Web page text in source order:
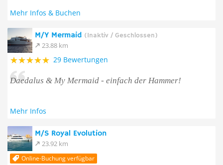
Mehr Infos & Buchen
M/Y Mermaid (Inaktiv / Geschlossen)
23.88 km
29 Bewertungen
Daedalus & My Mermaid - einfach der Hammer!
Mehr Infos
M/S Royal Evolution
23.92 km
Online-Buchung verfügbar